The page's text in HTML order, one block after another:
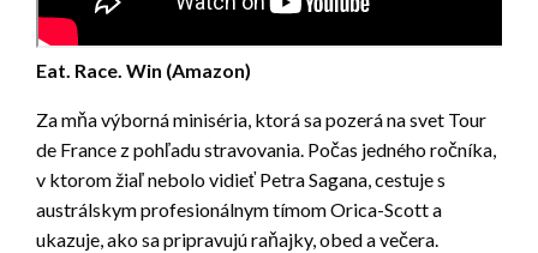
Eat. Race. Win (Amazon)
Za mňa výborná miniséria, ktorá sa pozerá na svet Tour
de France z pohľadu stravovania. Počas jedného ročníka,
v ktorom žiaľ nebolo vidieť Petra Sagana, cestuje s
austrálskym profesionálnym tímom Orica-Scott a
ukazuje, ako sa pripravujú raňajky, obed a večera.